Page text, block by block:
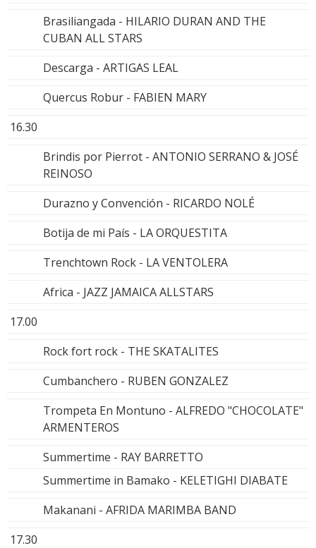
Brasiliangada - HILARIO DURAN AND THE
CUBAN ALL STARS
Descarga - ARTIGAS LEAL
Quercus Robur - FABIEN MARY
16.30
Brindis por Pierrot - ANTONIO SERRANO & JOSÉ
REINOSO
Durazno y Convención - RICARDO NOLÉ
Botija de mi País - LA ORQUESTITA
Trenchtown Rock - LA VENTOLERA
Africa - JAZZ JAMAICA ALLSTARS
17.00
Rock fort rock - THE SKATALITES
Cumbanchero - RUBEN GONZALEZ
Trompeta En Montuno - ALFREDO "CHOCOLATE"
ARMENTEROS
Summertime - RAY BARRETTO
Summertime in Bamako - KELETIGHI DIABATE
Makanani - AFRIDA MARIMBA BAND
17.30